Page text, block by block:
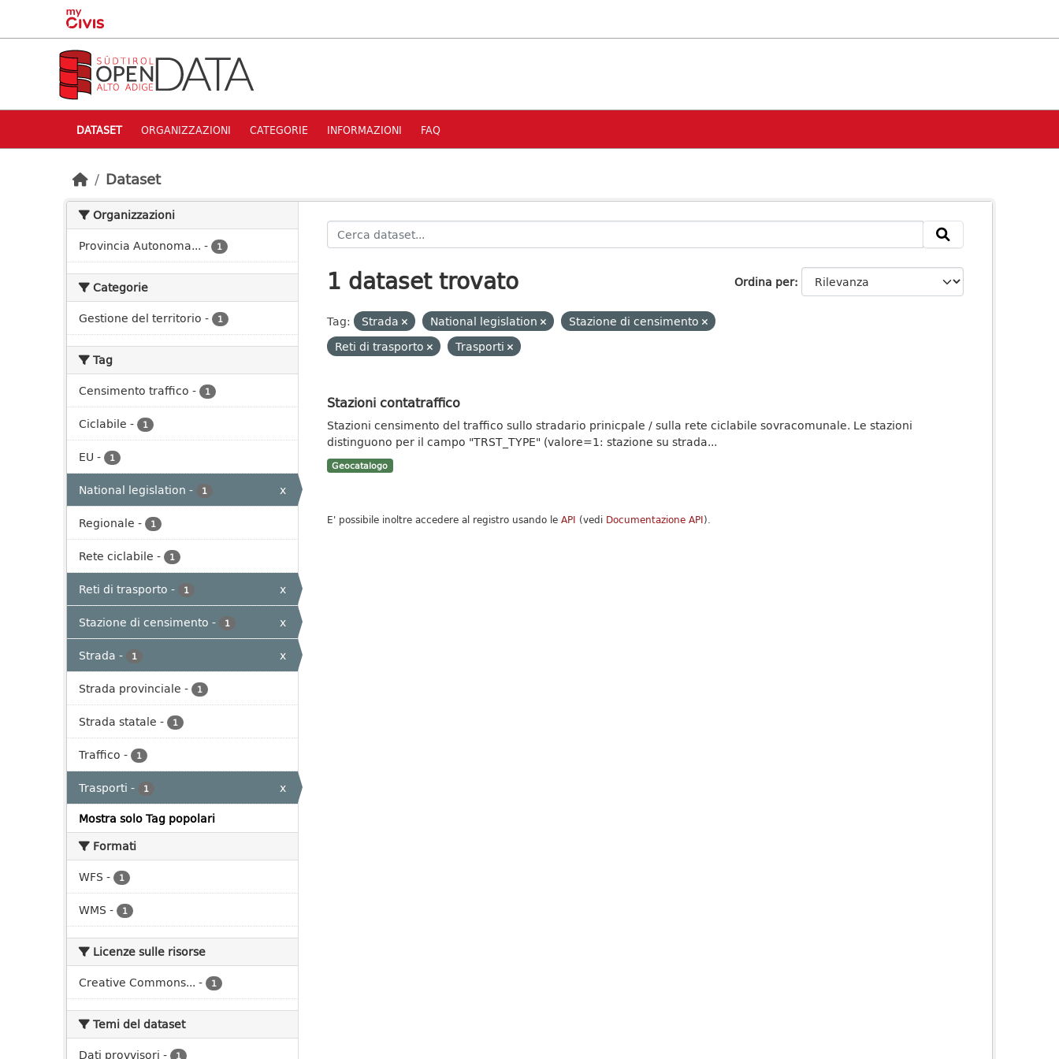
Skip to main content
DATASET ORGANIZZAZIONI CATEGORIE INFORMAZIONI FAQ
Dataset
Organizzazioni
Provincia Autonoma... - 1
Categorie
Gestione del territorio - 1
Tag
Censimento traffico - 1
Ciclabile - 1
EU - 1
National legislation - 1
x
Regionale - 1
Rete ciclabile - 1
Reti di trasporto - 1
x
Stazione di censimento - 1
x
Strada - 1
x
Strada provinciale - 1
Strada statale - 1
Traffico - 1
Trasporti - 1
x
Mostra solo Tag popolari
Formati
WFS - 1
WMS - 1
Licenze sulle risorse
Creative Commons... - 1
Temi del dataset
Dati provvisori - 1
Ordina per
1 dataset trovato
Tag: Strada National legislation
Stazione di censimento
Reti di trasporto
Trasporti
Stazioni contatraffico
Stazioni censimento del traffico sullo stradario prinicpale / sulla rete ciclabile sovracomunale. Le stazioni
distinguono per il campo "TRST_TYPE" (valore=1: stazione su strada...
Geocatalogo
E' possibile inoltre accedere al registro usando le API (vedi Documentazione API).